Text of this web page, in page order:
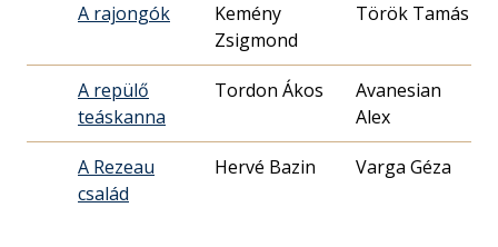
A rajongók
Kemény
Zsigmond
Török Tamás
A repülő
teáskanna
Tordon Ákos
Avanesian
Alex
A Rezeau
család
Hervé Bazin Varga Géza